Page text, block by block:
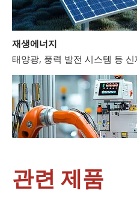
재생에너지
태양광, 풍력 발전 시스템 등
관련 제품